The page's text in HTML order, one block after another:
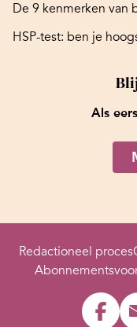
De 9 kenmerken van
HSP-test: ben je
Als
Redactioneel proces